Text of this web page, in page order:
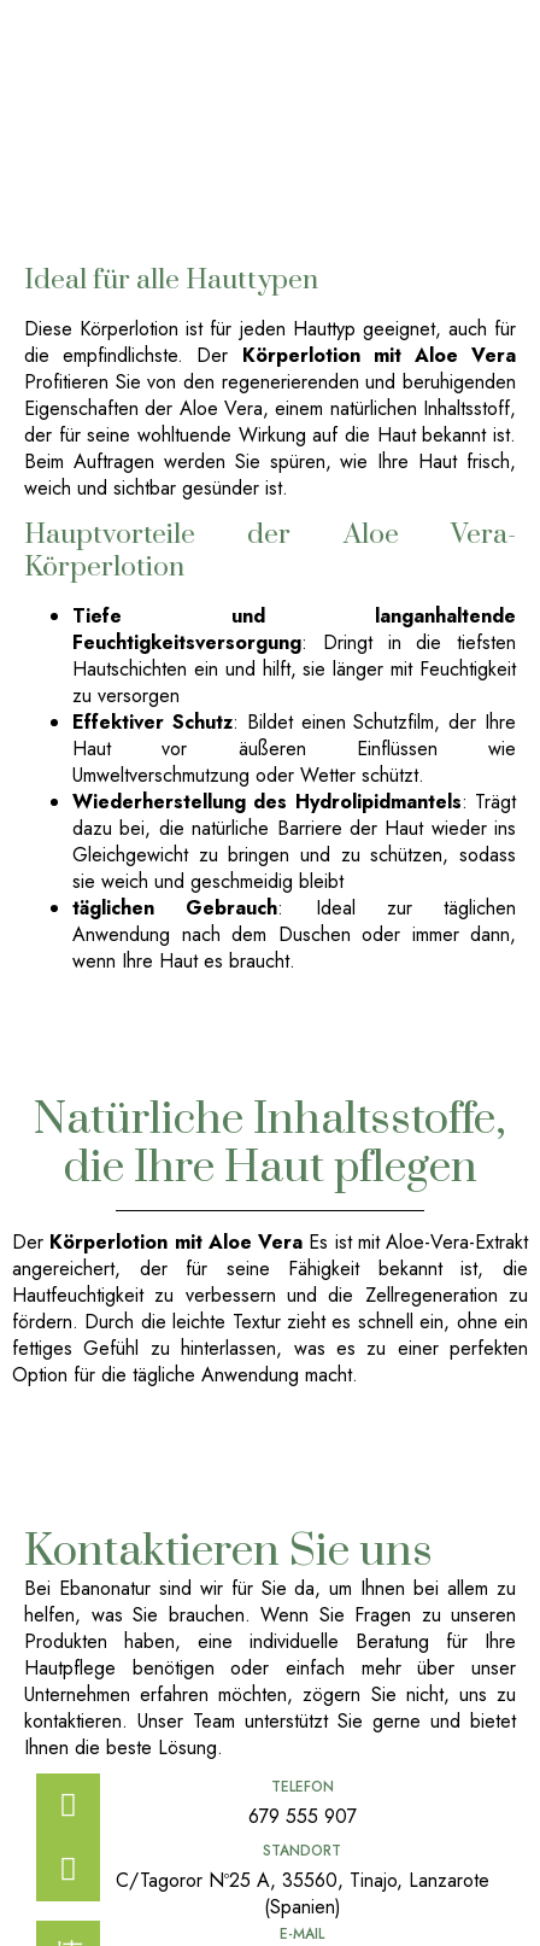
Ideal für alle Hauttypen
Diese Körperlotion ist für jeden Hauttyp geeignet, auch für
die empfindlichste. Der Körperlotion mit Aloe Vera
Profitieren Sie von den regenerierenden und beruhigenden
Eigenschaften der Aloe Vera, einem natürlichen Inhaltsstoff,
der für seine wohltuende Wirkung auf die Haut bekannt ist.
Beim Auftragen werden Sie spüren, wie Ihre Haut frisch,
weich und sichtbar gesünder ist.
Hauptvorteile der Aloe Vera-
Körperlotion
Tiefe und langanhaltende
Feuchtigkeitsversorgung: Dringt in die tiefsten
Hautschichten ein und hilft, sie länger mit Feuchtigkeit
zu versorgen
Effektiver Schutz: Bildet einen Schutzfilm, der Ihre
Haut vor äußeren Einflüssen wie
Umweltverschmutzung oder Wetter schützt.
Wiederherstellung des Hydrolipidmantels: Trägt
dazu bei, die natürliche Barriere der Haut wieder ins
Gleichgewicht zu bringen und zu schützen, sodass
sie weich und geschmeidig bleibt
täglichen Gebrauch: Ideal zur täglichen
Anwendung nach dem Duschen oder immer dann,
wenn Ihre Haut es braucht.
Natürliche Inhaltsstoffe,
die Ihre Haut pflegen
Der Körperlotion mit Aloe Vera Es ist mit Aloe-Vera-Extrakt
angereichert, der für seine Fähigkeit bekannt ist, die
Hautfeuchtigkeit zu verbessern und die Zellregeneration zu
fördern. Durch die leichte Textur zieht es schnell ein, ohne ein
fettiges Gefühl zu hinterlassen, was es zu einer perfekten
Option für die tägliche Anwendung macht.
Kontaktieren Sie uns
Bei Ebanonatur sind wir für Sie da, um Ihnen bei allem zu
helfen, was Sie brauchen. Wenn Sie Fragen zu unseren
Produkten haben, eine individuelle Beratung für Ihre
Hautpflege benötigen oder einfach mehr über unser
Unternehmen erfahren möchten, zögern Sie nicht, uns zu
kontaktieren. Unser Team unterstützt Sie gerne und bietet
Ihnen die beste Lösung.
TELEFON
679 555 907
STANDORT
C/Tagoror Nº25 A, 35560, Tinajo, Lanzarote
(Spanien)
E-MAIL